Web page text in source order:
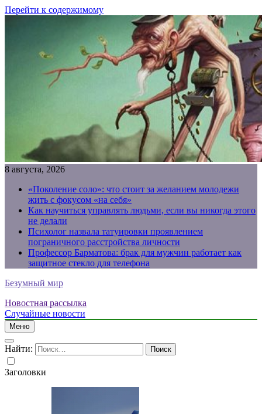
Перейти к содержимому
8 августа, 2026
«Поколение соло»: что стоит за желанием молодежи
жить с фокусом «на себя»
Как научиться управлять людьми, если вы никогда этого
не делали
Психолог назвала татуировки проявлением
пограничного расстройства личности
Профессор Барматова: брак для мужчин работает как
защитное стекло для телефона
Безумный мир
Новостная рассылка
Случайные новости
Меню
Найти:
Заголовки